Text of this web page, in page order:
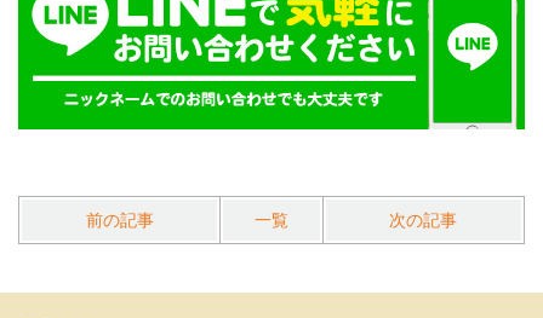
前の記事 一覧 次の記事